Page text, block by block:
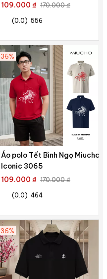
109.000 ₫ 170.000 ₫
(0.0) 556
36%
Áo polo Tết Bình Ngọ Miucho
Iconic 3065
109.000 ₫ 170.000 ₫
(0.0) 464
36%